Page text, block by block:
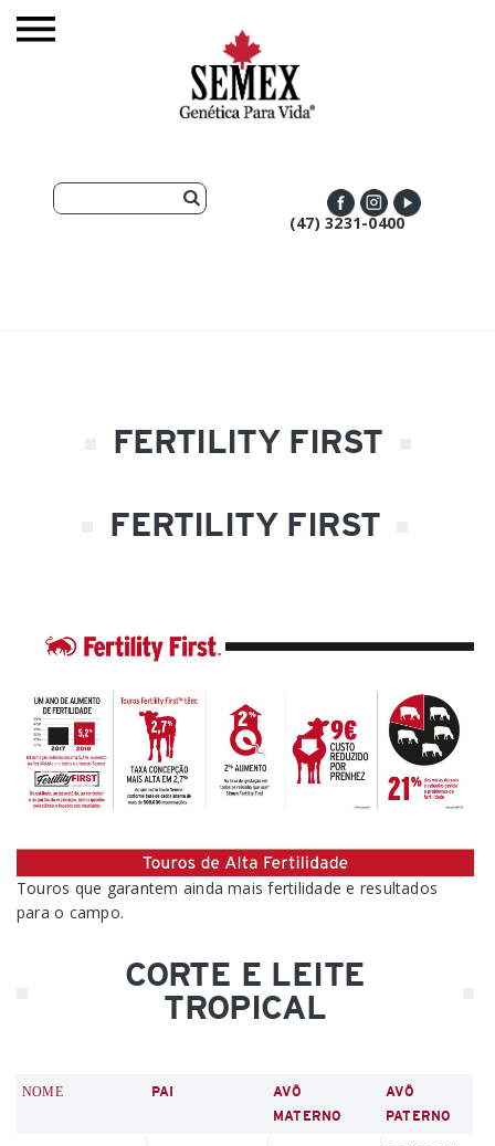
(47) 3231-0400
FERTILITY FIRST
FERTILITY FIRST
Touros que garantem ainda mais fertilidade e resultados
para o campo.
CORTE E LEITE
TROPICAL
NOME PAI
AVÔ
MATERNO
AVÔ
PATERNO